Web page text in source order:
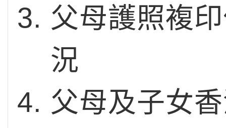
父母護照複
況
父母及子女